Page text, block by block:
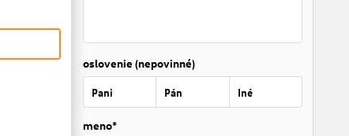
oslovenie (nepovinné)
Pani Pán Iné
meno*